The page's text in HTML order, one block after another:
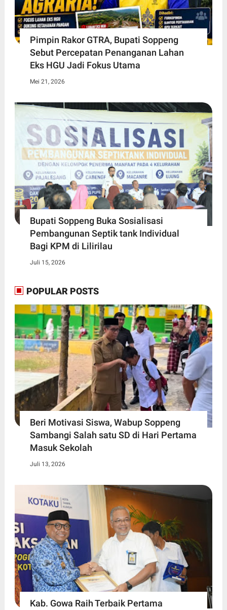
Pimpin Rakor GTRA, Bupati Soppeng
Sebut Percepatan Penanganan Lahan
Eks HGU Jadi Fokus Utama
Mei 21, 2026
Bupati Soppeng Buka Sosialisasi
Pembangunan Septik tank Individual
Bagi KPM di Lilirilau
Juli 15, 2026
POPULAR POSTS
Beri Motivasi Siswa, Wabup Soppeng
Sambangi Salah satu SD di Hari Pertama
Masuk Sekolah
Juli 13, 2026
Kab. Gowa Raih Terbaik Pertama